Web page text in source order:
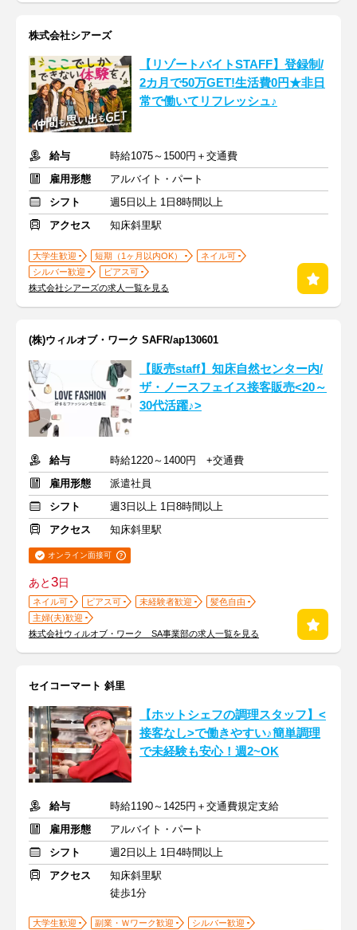
株式会社シアーズ
【リゾートバイトSTAFF】登録制/
2カ月で50万GET!生活費0円★非日
常で働いてリフレッシュ♪
給与
時給1075～1500円＋交通費
雇用形態
アルバイト・パート
シフト
週5日以上 1日8時間以上
アクセス
知床斜里駅
大学生歓迎 短期（1ヶ月以内OK）
ネイル可
シルバー歓迎
ピアス可
株式会社シアーズの求人一覧を見る
(株)ウィルオブ・ワーク SAFR/ap130601
【販売staff】知床自然センター内/
ザ・ノースフェイス接客販売<20～
30代活躍♪>
給与
時給1220～1400円 +交通費
雇用形態
派遣社員
シフト
週3日以上 1日8時間以上
アクセス
知床斜里駅
オンライン面接可
あと3日
ネイル可 ピアス可 未経験者歓迎
髪色自由
主婦(夫)歓迎
株式会社ウィルオブ・ワーク SA事業部の求人一覧を見る
セイコーマート 斜里
【ホットシェフの調理スタッフ】<
接客なし>で働きやすい♪簡単調理
で未経験も安心！週2~OK
給与
時給1190～1425円＋交通費規定支給
雇用形態
アルバイト・パート
シフト
週2日以上 1日4時間以上
アクセス
知床斜里駅
徒歩1分
大学生歓迎 副業・Ｗワーク歓迎
シルバー歓迎